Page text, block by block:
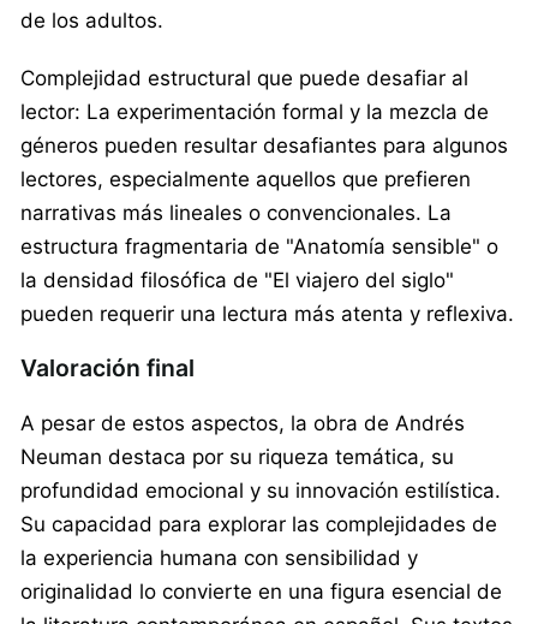
de los adultos. ​
Complejidad estructural que puede desafiar al
lector: La experimentación formal y la mezcla de
géneros pueden resultar desafiantes para algunos
lectores, especialmente aquellos que prefieren
narrativas más lineales o convencionales. La
estructura fragmentaria de "Anatomía sensible" o
la densidad filosófica de "El viajero del siglo"
pueden requerir una lectura más atenta y reflexiva.​
Valoración final
A pesar de estos aspectos, la obra de Andrés
Neuman destaca por su riqueza temática, su
profundidad emocional y su innovación estilística.
Su capacidad para explorar las complejidades de
la experiencia humana con sensibilidad y
originalidad lo convierte en una figura esencial de